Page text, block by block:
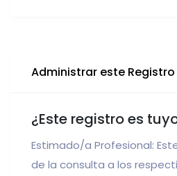
Administrar este Registro
¿Este registro es
Estimado/a Profesional:
de la consulta a los